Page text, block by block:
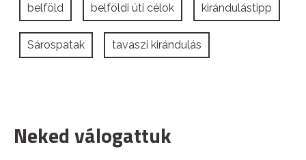
belföld belföldi úti célok kirándulástipp
Sárospatak tavaszi kirándulás
Neked válogattuk